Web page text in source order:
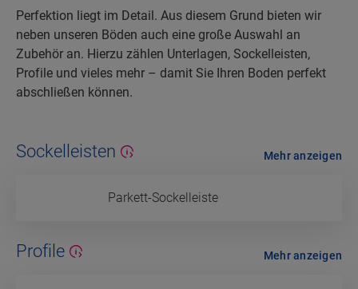
Perfektion liegt im Detail. Aus diesem Grund bieten wir
neben unseren Böden auch eine große Auswahl an
Zubehör an. Hierzu zählen Unterlagen, Sockelleisten,
Profile und vieles mehr – damit Sie Ihren Boden perfekt
abschließen können.
Sockelleisten
Parkett-Sockelleiste
Mehr anzeigen
Profile Mehr anzeigen